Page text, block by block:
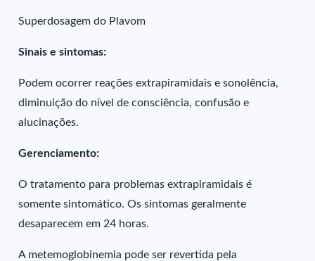
Superdosagem do Plavom
Sinais e sintomas:
Podem ocorrer reações extrapiramidais e sonolência,
diminuição do nível de consciência, confusão e
alucinações.
Gerenciamento:
O tratamento para problemas extrapiramidais é
somente sintomático. Os sintomas geralmente
desaparecem em 24 horas.
A metemoglobinemia pode ser revertida pela